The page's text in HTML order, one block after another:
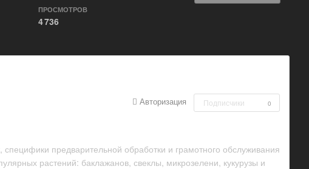
ПРОСМОТРОВ
4 736
Авторизация Подписчики 0
предварительной обработки и грамотного обслуживания
растений: баклажанов, свеклы, микрозелени, кукурузы и